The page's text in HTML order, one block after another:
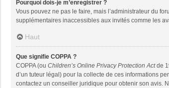
Pourquoi dois-je m’enregistrer ?
Vous pouvez ne pas le faire, mais l’administrateur du
supplémentaires inaccessibles aux invités comme les
Haut
Que signifie COPPA ?
COPPA (ou Children’s Online Privacy Protection Actde
d’un tuteur légal) pour la collecte de ces informations
contactez un conseiller juridique pour obtenir son avis.